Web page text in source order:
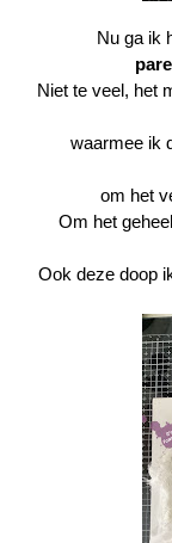
Nu ga ik
Niet te veel, het
waarmee ik
om het
Om het
Ook deze doop